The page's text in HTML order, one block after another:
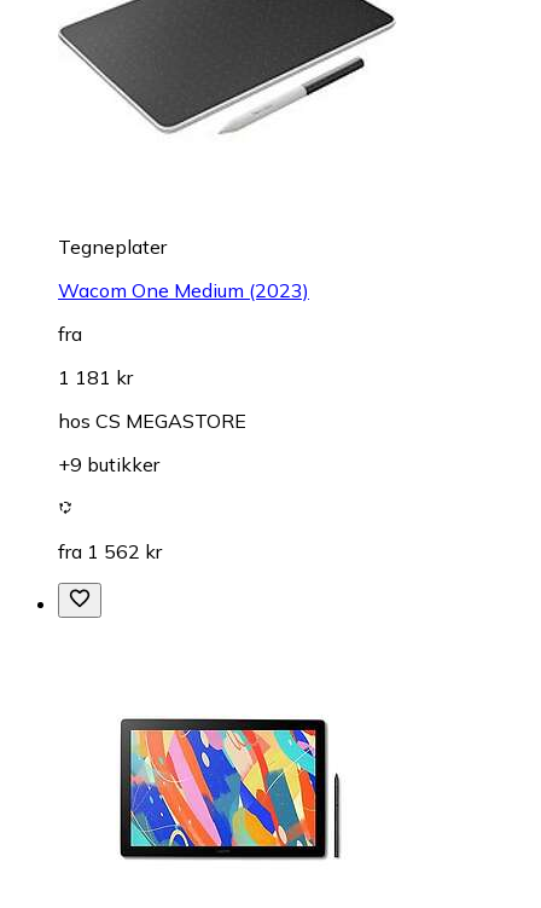
Tegneplater
Wacom One Medium (2023)
fra
1 181 kr
hos CS MEGASTORE
+9 butikker
fra 1 562 kr